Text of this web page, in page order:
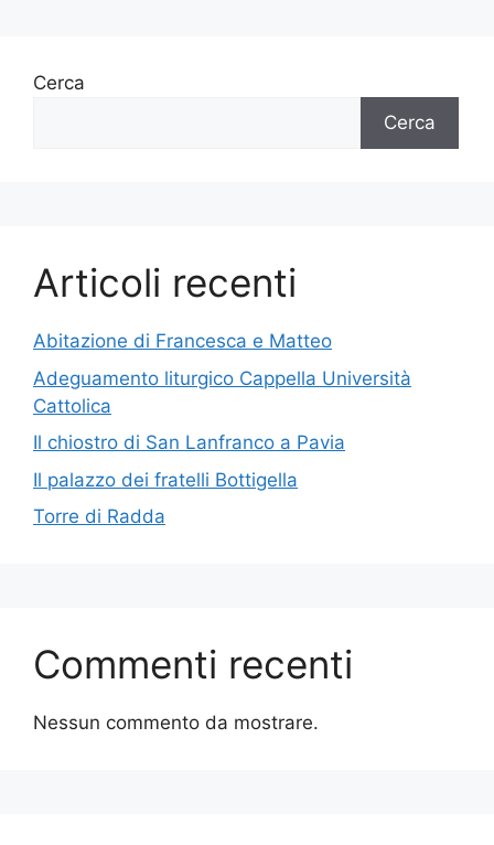
Cerca
Cerca
Articoli recenti
Abitazione di Francesca e Matteo
Adeguamento liturgico Cappella Università
Cattolica
Il chiostro di San Lanfranco a Pavia
Il palazzo dei fratelli Bottigella
Torre di Radda
Commenti recenti
Nessun commento da mostrare.